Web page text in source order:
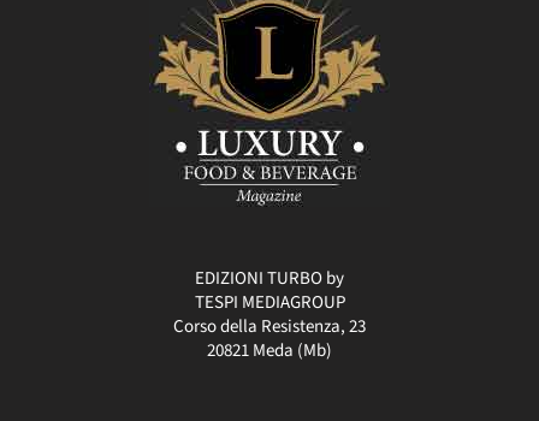
EDIZIONI TURBO by
TESPI MEDIAGROUP
Corso della Resistenza, 23
20821 Meda (Mb)